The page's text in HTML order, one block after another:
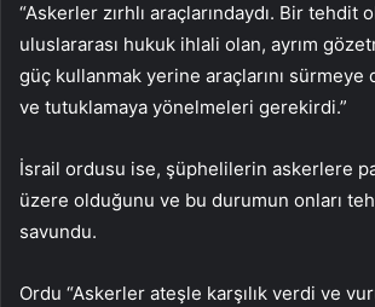
“Askerler zırhlı araçlarındaydı. Bir tehdit
uluslararası hukuk ihlali olan, ayrım
güç kullanmak yerine araçlarını sürmeye
ve tutuklamaya yönelmeleri gerekirdi.”
İsrail ordusu ise, şüphelilerin askerlere
üzere olduğunu ve bu durumun onları
savundu.
Ordu “Askerler ateşle karşılık verdi ve